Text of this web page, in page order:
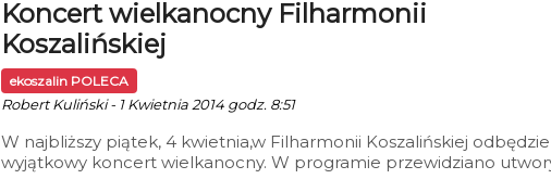
Koncert wielkanocny Filharmonii
Koszalińskiej
ekoszalin POLECA
Robert Kuliński - 1 Kwietnia 2014 godz. 8:51
W najbliższy piątek, 4 kwietnia,w Filharmonii Koszalińskiej odbędzie
wyjątkowy koncert wielkanocny. W programie przewidziano